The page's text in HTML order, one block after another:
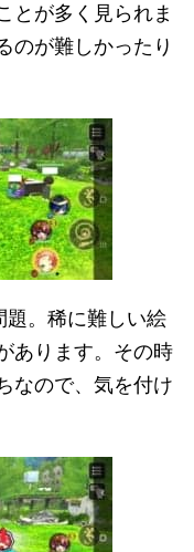
とが多く見られま
のが難しかったり
。稀に難しい絵
あります。その時
なので、気を付け